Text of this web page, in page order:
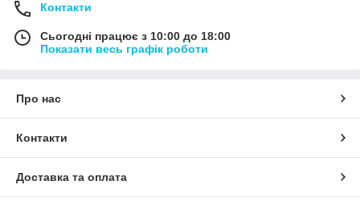
Контакти
Сьогодні працює з 10:00 до 18:00
Показати весь графік роботи
Про нас
Контакти
Доставка та оплата